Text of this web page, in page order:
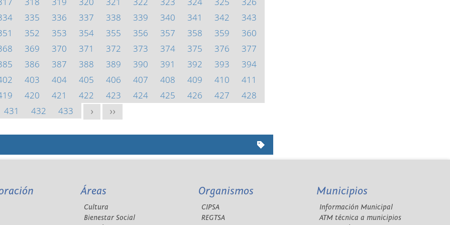
335 336 337 338 339 340 341 342
343
352 353 354 355 356 357 358 359
360
369 370 371 372 373 374 375 376
377
386 387 388 389 390 391 392 393
394
403 404 405 406 407 408 409 410
411
420 421 422 423 424 425 426 427
428
431
432 433 > >>
Áreas
Cultura
Bienestar Social
Organismos
CIPSA
REGTSA
Municipios
Información Municipal
ATM técnica a municipios